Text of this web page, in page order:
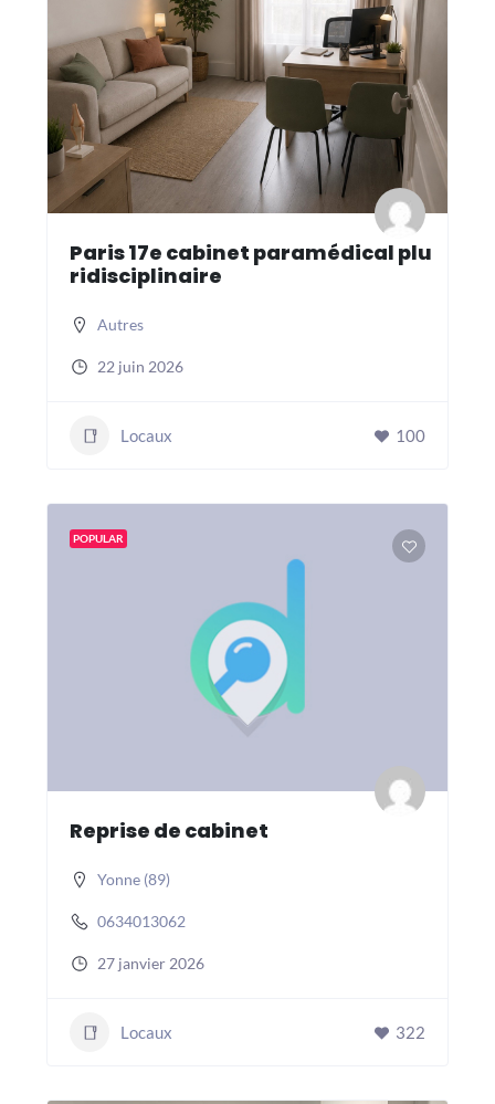
Paris 17e cabinet paramédical plu
ridisciplinaire
Autres
22 juin 2026
Locaux 100
POPULAR
Reprise de cabinet
Yonne (89)
0634013062
27 janvier 2026
Locaux 322